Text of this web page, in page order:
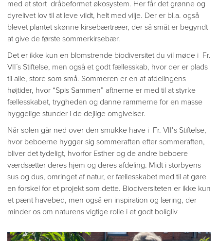
med et stort dråbeformet økosystem. Her får det grønne og
dyrelivet lov til at leve vildt, helt med vilje. Der er bl.a. også
blevet plantet skønne kirsebærtræer, der så småt er begyndt
at give de første sommerkirsebær.
Det er ikke kun en blomstrende biodiversitet du vil møde i Fr.
VII´s Stiftelse, men også et godt fællesskab, hvor der er plads
til alle, store som små. Sommeren er en af afdelingens
højtider, hvor “Spis Sammen” aftnerne er med til at styrke
fællesskabet, trygheden og danne rammerne for en masse
hyggelige stunder i de dejlige omgivelser.
Når solen går ned over den smukke have i Fr. VII’s Stiftelse,
hvor beboerne hygger sig sommeraften efter sommeraften,
bliver det tydeligt, hvorfor Esther og de andre beboere
værdsætter deres hjem og deres afdeling. Midt i storbyens
sus og dus, omringet af natur, er fællesskabet med til at gøre
en forskel for et projekt som dette. Biodiversiteten er ikke kun
et pænt havebed, men også en inspiration og læring, der
minder os om naturens vigtige rolle i et godt boligliv